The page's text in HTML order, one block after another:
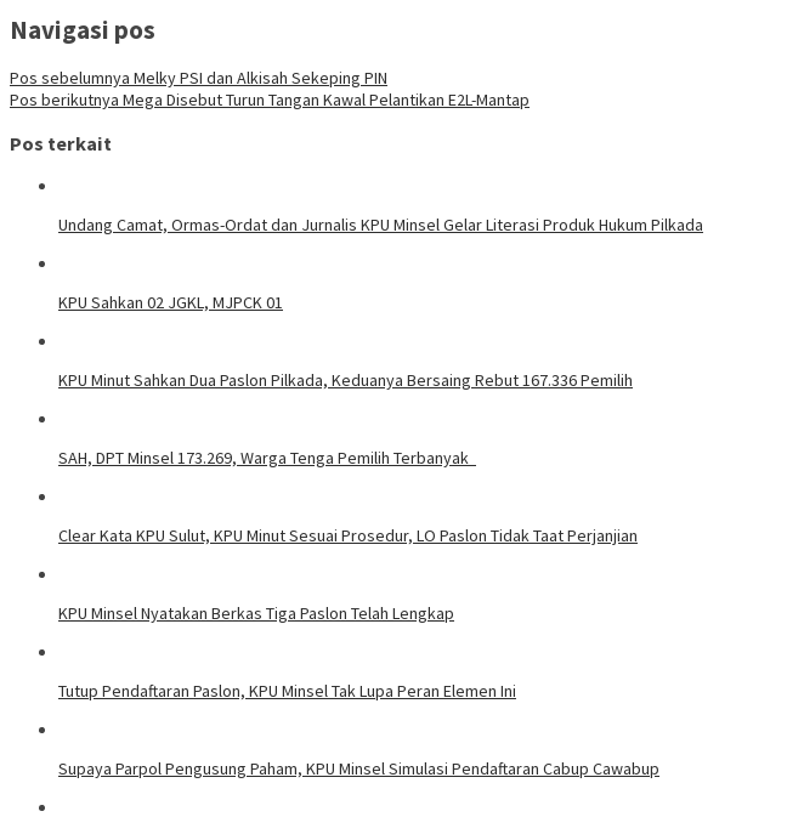
Navigasi pos
Pos sebelumnya Melky PSI dan Alkisah Sekeping PIN
Pos berikutnya Mega Disebut Turun Tangan Kawal Pelantikan E2L-Mantap
Pos terkait
Undang Camat, Ormas-Ordat dan Jurnalis KPU Minsel Gelar Literasi Produk Hukum Pilkada
KPU Sahkan 02 JGKL, MJPCK 01
KPU Minut Sahkan Dua Paslon Pilkada, Keduanya Bersaing Rebut 167.336 Pemilih
SAH, DPT Minsel 173.269, Warga Tenga Pemilih Terbanyak
Clear Kata KPU Sulut, KPU Minut Sesuai Prosedur, LO Paslon Tidak Taat Perjanjian
KPU Minsel Nyatakan Berkas Tiga Paslon Telah Lengkap
Tutup Pendaftaran Paslon, KPU Minsel Tak Lupa Peran Elemen Ini
Supaya Parpol Pengusung Paham, KPU Minsel Simulasi Pendaftaran Cabup Cawabup